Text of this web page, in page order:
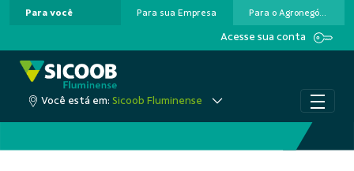
Pular para o Conteúdo principal
Para você Para sua Empresa Para o Agronegócio
Acesse sua conta
Você está em: Sicoob Fluminense